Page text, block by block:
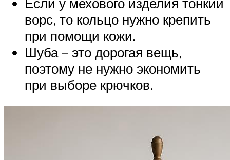
ворс, то кольцо нужно крепить
при помощи кожи.
Шуба – это дорогая вещь,
поэтому не нужно экономить
при выборе крючков.